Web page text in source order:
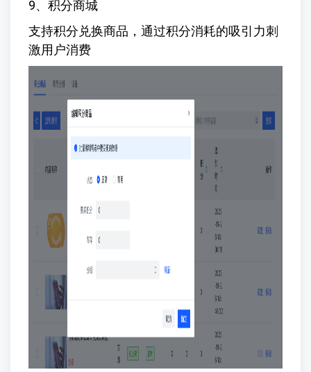
9、积分商城
支持积分兑换商品，通过积分消耗的吸引力刺
激用户消费